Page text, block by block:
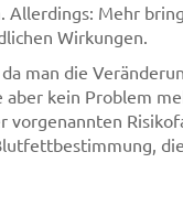
Allerdings: Mehr
Wirkungen.
man die
kein Problem
vorgenannten